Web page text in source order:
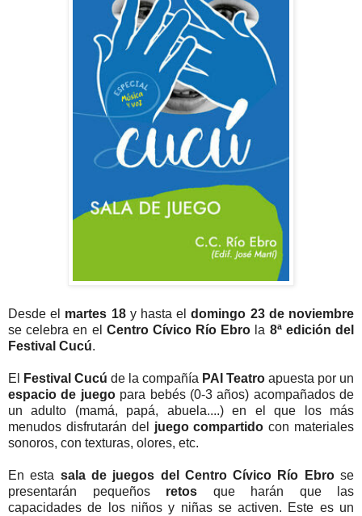
Desde el martes 18y hasta eldomingo 23 de noviembre
se celebra en el Centro Cívico Río Ebro la 8ª edición del
Festival Cucú.
El Festival Cucú de la compañía PAI Teatro apuesta por un
espacio de juegopara bebés (0-3 años) acompañados de
un adulto (mamá, papá, abuela....) en el que los más
menudos disfrutarán del
juego compartido con materiales
sonoros, con texturas, olores, etc.
En esta sala de juegos del Centro Cívico Río Ebrose
presentarán pequeños retos que harán que las
capacidades de los niños y niñas se activen. Este es un